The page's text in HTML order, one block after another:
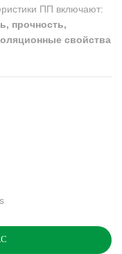
ПП включают:
прочность,
свойства